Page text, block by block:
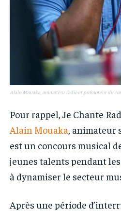
Alain Mouaka, animateur radio et promoteur du
Pour rappel, Je Chante
Alain Mouaka , animateur
est un concours musical
jeunes talents pendant
à dynamiser le secteur
Après une période